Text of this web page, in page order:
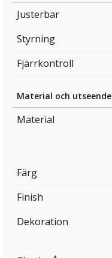
Justerbar
Styrning
Fjärrkontroll
Material och utseende
Material
Färg
Finish
Dekoration